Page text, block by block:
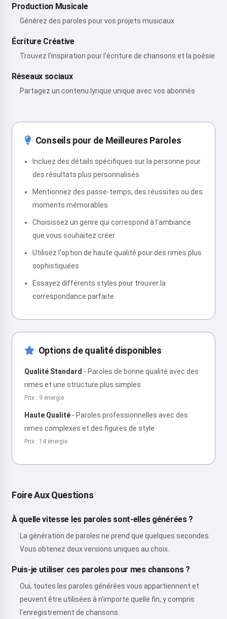
Production Musicale
Générez des paroles pour vos projets musicaux
Écriture Créative
Trouvez l'inspiration pour l'écriture de chansons et la poésie
Réseaux sociaux
Partagez un contenu lyrique unique avec vos abonnés
Conseils pour de Meilleures Paroles
Incluez des détails spécifiques sur la personne pour
des résultats plus personnalisés
Mentionnez des passe-temps, des réussites ou des
moments mémorables
Choisissez un genre qui correspond à l'ambiance
que vous souhaitez créer
Utilisez l'option de haute qualité pour des rimes plus
sophistiquées
Essayez différents styles pour trouver la
correspondance parfaite
Options de qualité disponibles
Qualité Standard - Paroles de bonne qualité avec des
rimes et une structure plus simples
Prix : 9 énergie
Haute Qualité - Paroles professionnelles avec des
rimes complexes et des figures de style
Prix : 14 énergie
Foire Aux Questions
À quelle vitesse les paroles sont-elles générées ?
La génération de paroles ne prend que quelques secondes.
Vous obtenez deux versions uniques au choix.
Puis-je utiliser ces paroles pour mes chansons ?
Oui, toutes les paroles générées vous appartiennent et
peuvent être utilisées à n'importe quelle fin, y compris
l'enregistrement de chansons.